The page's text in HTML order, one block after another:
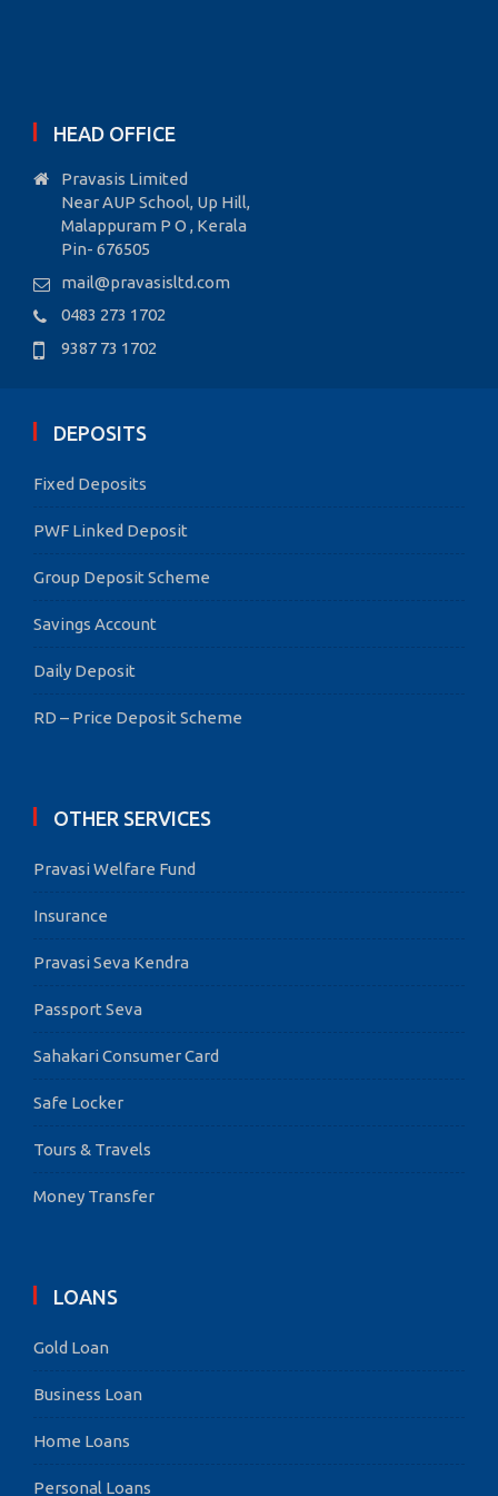
HEAD OFFICE
Pravasis Limited
Near AUP School, Up Hill,
Malappuram P O , Kerala
Pin- 676505
mail@pravasisltd.com
0483 273 1702
9387 73 1702
DEPOSITS
Fixed Deposits
PWF Linked Deposit
Group Deposit Scheme
Savings Account
Daily Deposit
RD – Price Deposit Scheme
OTHER SERVICES
Pravasi Welfare Fund
Insurance
Pravasi Seva Kendra
Passport Seva
Sahakari Consumer Card
Safe Locker
Tours & Travels
Money Transfer
LOANS
Gold Loan
Business Loan
Home Loans
Personal Loans